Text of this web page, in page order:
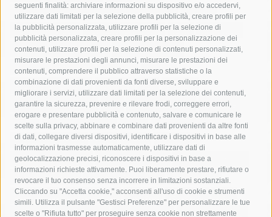
seguenti finalità: archiviare informazioni su dispositivo e/o accedervi,
utilizzare dati limitati per la selezione della pubblicità, creare profili per
la pubblicità personalizzata, utilizzare profili per la selezione di
pubblicità personalizzata, creare profili per la personalizzazione dei
contenuti, utilizzare profili per la selezione di contenuti personalizzati,
misurare le prestazioni degli annunci, misurare le prestazioni dei
contenuti, comprendere il pubblico attraverso statistiche o la
combinazione di dati provenienti da fonti diverse, sviluppare e
migliorare i servizi, utilizzare dati limitati per la selezione dei contenuti,
garantire la sicurezza, prevenire e rilevare frodi, correggere errori,
erogare e presentare pubblicità e contenuto, salvare e comunicare le
scelte sulla privacy, abbinare e combinare dati provenienti da altre fonti
di dati, collegare diversi dispositivi, identificare i dispositivi in base alle
informazioni trasmesse automaticamente, utilizzare dati di
geolocalizzazione precisi, riconoscere i dispositivi in base a
informazioni richieste attivamente. Puoi liberamente prestare, rifiutare o
revocare il tuo consenso senza incorrere in limitazioni sostanziali.
Cliccando su "Accetta cookie," acconsenti all'uso di cookie e strumenti
simili. Utilizza il pulsante "Gestisci Preferenze" per personalizzare le tue
scelte o "Rifiuta tutto" per proseguire senza cookie non strettamente
area marina protetta di punta campanella
arresto
Asl Napoli 3 sud
capitaneria di porto capri
carabinieri
castellammare di stabia
circumvesuviana
comune di sorrento
concerto
contagi
costiera amalfitana
covid-19 eav
elezioni
fondazione sorrento
gori guardia costiera
incidente
lavori
lorenzo balducelli mare
massa lubrense
massimo coppola
Meta napoli
ordinanza
penisola sorrentina
piano di sorrento
polizia municipale
protezione civile
Regione Campania
sant'agnello
sindaco cuomo
sorrento studenti temporali
treni
turismo
Vico Equense villa fiorentino vincenzo de luca